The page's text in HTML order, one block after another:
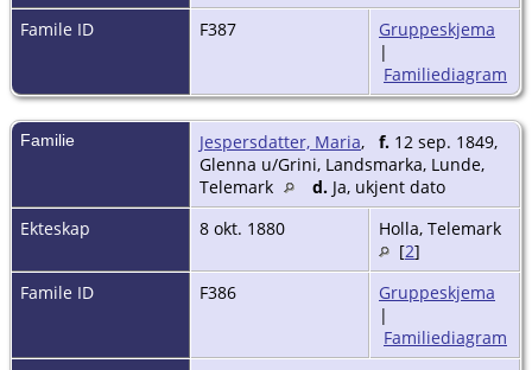
Famile ID
F387
Gruppeskjema
|
Familiediagram
Familie Jespersdatter, Maria, f. 12 sep. 1849,
Glenna u/Grini, Landsmarka, Lunde,
Telemark
d. Ja, ukjent dato
Ekteskap
8 okt. 1880
Holla, Telemark
[2]
Famile ID
F386
Gruppeskjema
|
Familiediagram